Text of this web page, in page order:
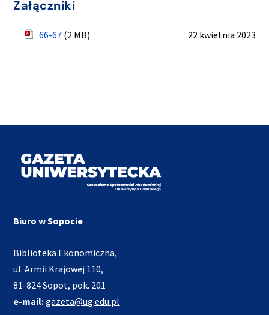
Załączniki
66-67 (2 MB) 22 kwietnia 2023
Biuro w Sopocie
Biblioteka Ekonomiczna,
ul. Armii Krajowej 110,
81-824 Sopot, pok. 201
e-mail:gazeta@ug.edu.pl